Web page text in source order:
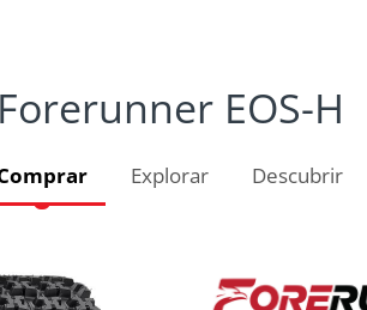
Forerunner EOS-H
Explorar Descubrir